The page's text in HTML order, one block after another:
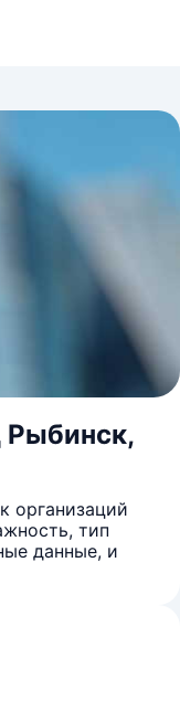
Рыбинск,
организаций
тип
данные, и